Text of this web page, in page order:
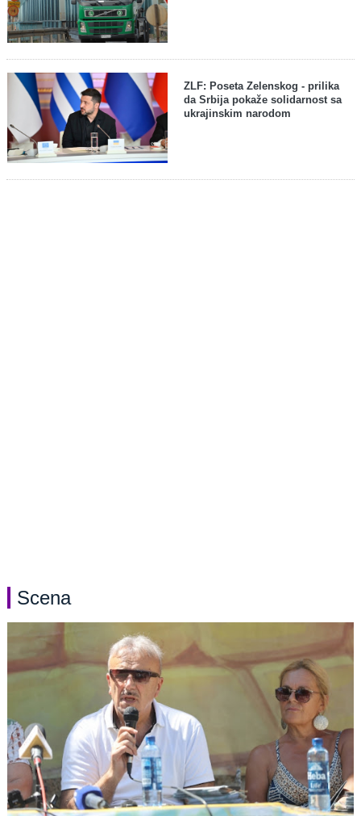
ZLF: Poseta Zelenskog - prilika
da Srbija pokaže solidarnost sa
ukrajinskim narodom
Scena